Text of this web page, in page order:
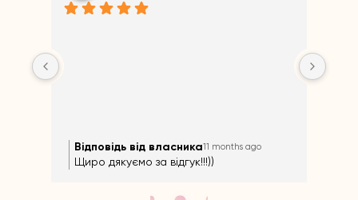
Відповідь від власника11 months ago
Щиро дякуємо за відгук!!!))